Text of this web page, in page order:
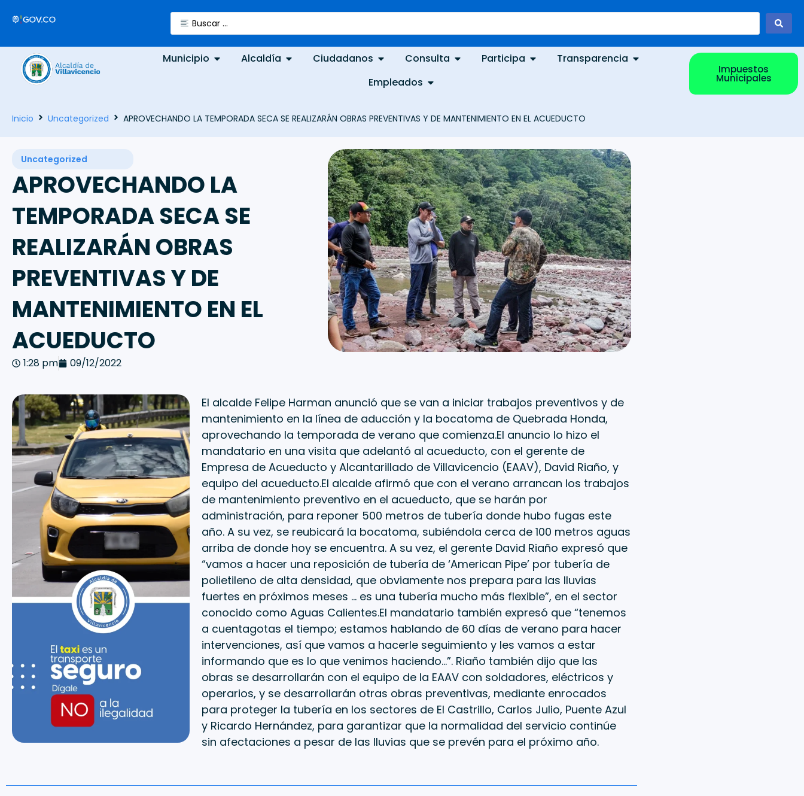
Municipio Alcaldía Ciudadanos Consulta Participa
Transparencia
Empleados
Impuestos
Municipales
Inicio Uncategorized APROVECHANDO LA TEMPORADA SECA SE REALIZARÁN OBRAS PREVENTIVAS Y DE MANTENIMIENTO EN EL ACUEDUCTO
Uncategorized
APROVECHANDO LA
TEMPORADA SECA SE
REALIZARÁN OBRAS
PREVENTIVAS Y DE
MANTENIMIENTO EN EL
ACUEDUCTO
1:28 pm 09/12/2022
El alcalde Felipe Harman anunció que se van a iniciar trabajos preventivos y de
mantenimiento en la línea de aducción y la bocatoma de Quebrada Honda,
aprovechando la temporada de verano que comienza.El anuncio lo hizo el
mandatario en una visita que adelantó al acueducto, con el gerente de
Empresa de Acueducto y Alcantarillado de Villavicencio (EAAV), David Riaño, y
equipo del acueducto.El alcalde afirmó que con el verano arrancan los trabajos
de mantenimiento preventivo en el acueducto, que se harán por
administración, para reponer 500 metros de tubería donde hubo fugas este
año. A su vez, se reubicará la bocatoma, subiéndola cerca de 100 metros aguas
arriba de donde hoy se encuentra. A su vez, el gerente David Riaño expresó que
“vamos a hacer una reposición de tubería de ‘American Pipe’ por tubería de
polietileno de alta densidad, que obviamente nos prepara para las lluvias
fuertes en próximos meses … es una tubería mucho más flexible”, en el sector
conocido como Aguas Calientes.El mandatario también expresó que “tenemos
a cuentagotas el tiempo; estamos hablando de 60 días de verano para hacer
intervenciones, así que vamos a hacerle seguimiento y les vamos a estar
informando que es lo que venimos haciendo…”. Riaño también dijo que las
obras se desarrollarán con el equipo de la EAAV con soldadores, eléctricos y
operarios, y se desarrollarán otras obras preventivas, mediante enrocados
para proteger la tubería en los sectores de El Castrillo, Carlos Julio, Puente Azul
y Ricardo Hernández, para garantizar que la normalidad del servicio continúe
sin afectaciones a pesar de las lluvias que se prevén para el próximo año.